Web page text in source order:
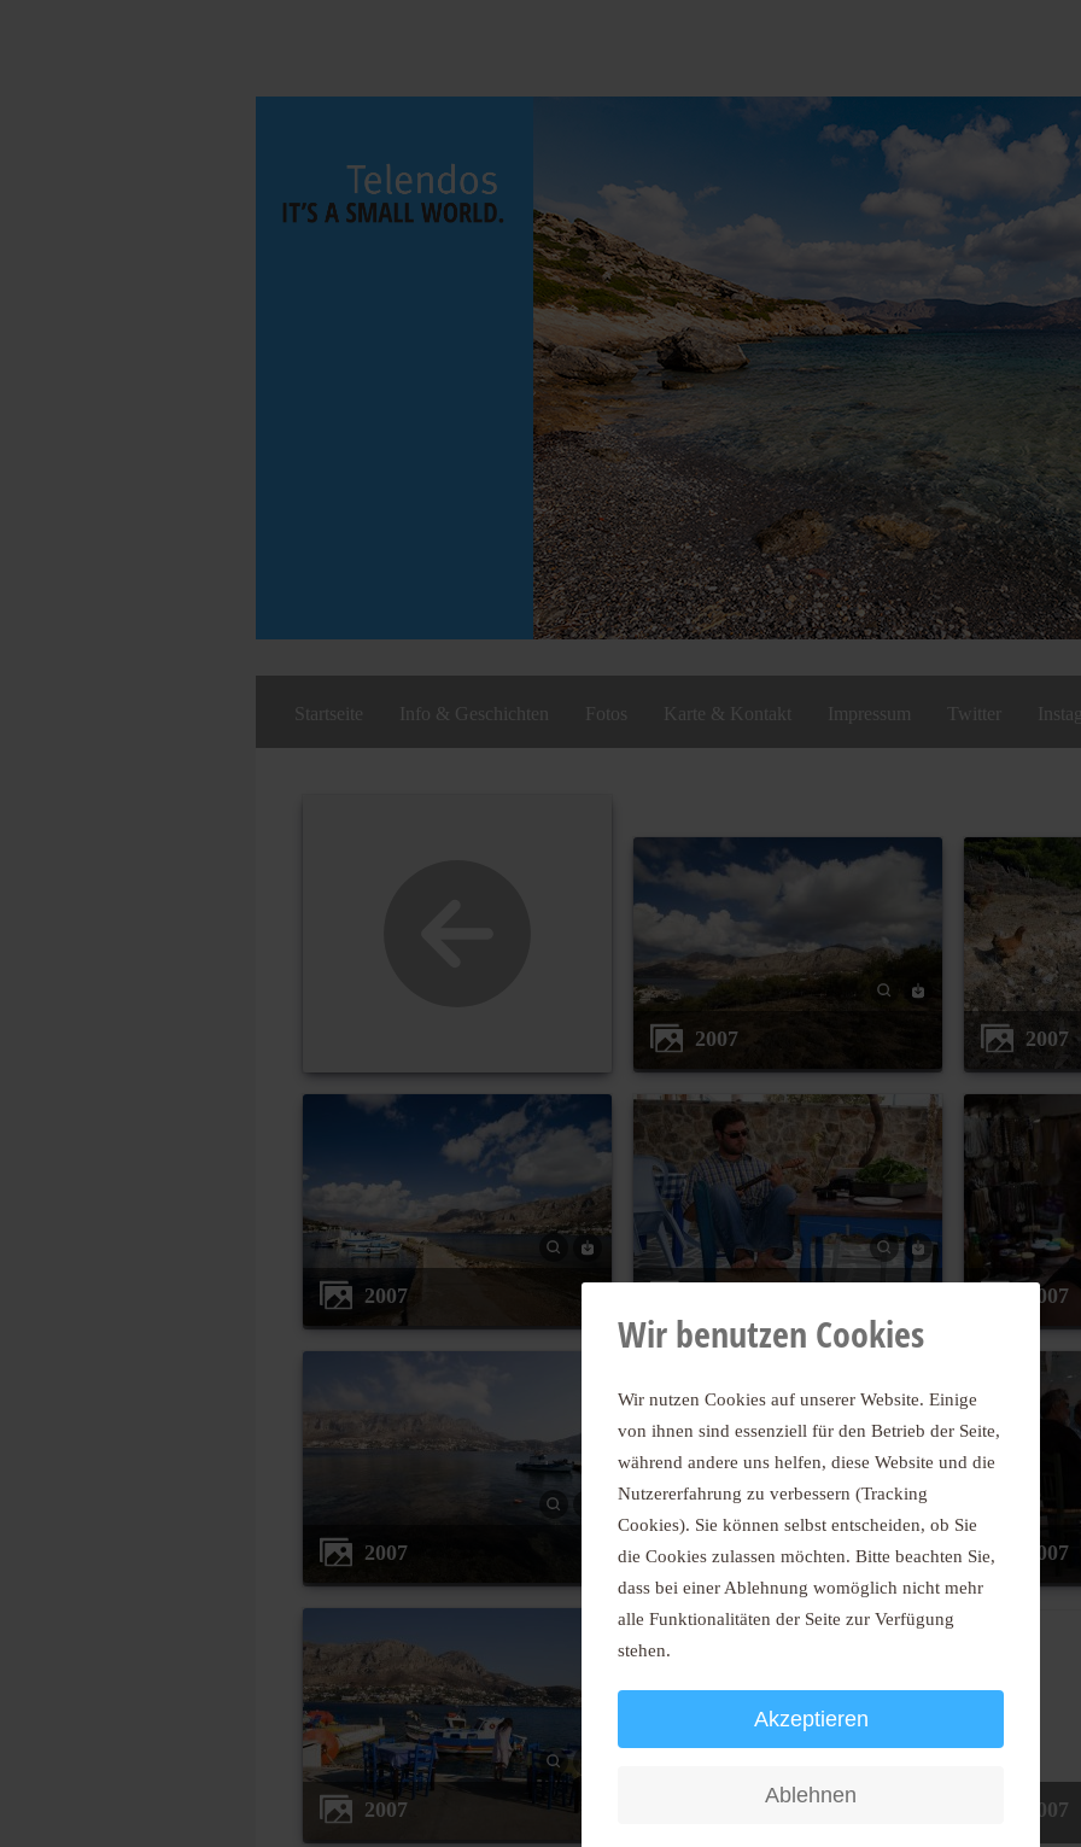
Startseite Info & Geschichten Fotos Karte & Kontakt Impressum Twitter
2007 2007
2007 2007
2007 2007 2007
2007 2007
Wir benutzen Cookies
Wir nutzen Cookies auf unserer Website. Einige
von ihnen sind essenziell für den Betrieb der Seite,
während andere uns helfen, diese Website und die
Nutzererfahrung zu verbessern (Tracking
Cookies). Sie können selbst entscheiden, ob Sie
die Cookies zulassen möchten. Bitte beachten Sie,
dass bei einer Ablehnung womöglich nicht mehr
alle Funktionalitäten der Seite zur Verfügung
stehen.
Akzeptieren
Ablehnen